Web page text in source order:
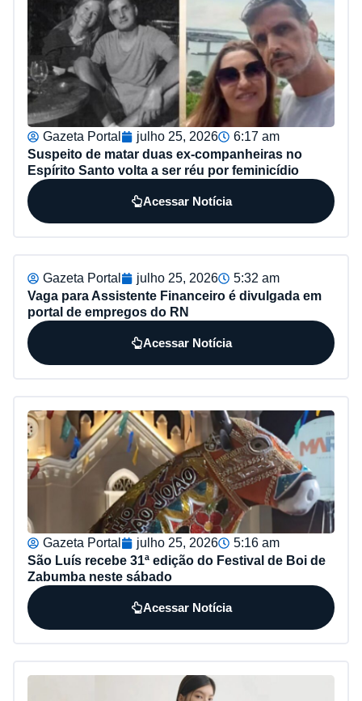
Gazeta Portal julho 25, 2026
6:17 am
Suspeito de matar duas ex-companheiras no
Espírito Santo volta a ser réu por feminicídio
Acessar Notícia
Gazeta Portal julho 25, 2026
5:32 am
Vaga para Assistente Financeiro é divulgada em
portal de empregos do RN
Acessar Notícia
Gazeta Portal julho 25, 2026
5:16 am
São Luís recebe 31ª edição do Festival de Boi de
Zabumba neste sábado
Acessar Notícia